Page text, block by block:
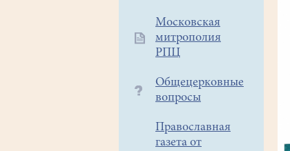
Московская
митрополия
РПЦ
Общецерковные
вопросы
Православная
газета от